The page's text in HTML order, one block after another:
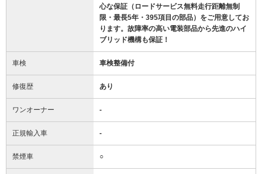
心な保証（ロードサービス無料走行距離無制
限・最長5年・395項目の部品）をご用意してお
ります。故障率の高い電装部品から先進のハイ
ブリッド機構も保証！
車検 車検整備付
修復歴 あり
ワンオーナー -
正規輸入車 -
禁煙車 ○